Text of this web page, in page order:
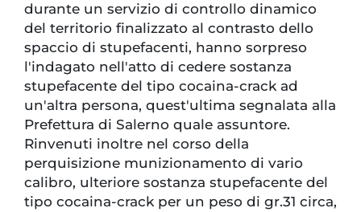
durante un servizio di controllo dinamico
del territorio finalizzato al contrasto dello
spaccio di stupefacenti, hanno sorpreso
l'indagato nell'atto di cedere sostanza
stupefacente del tipo cocaina-crack ad
un'altra persona, quest'ultima segnalata alla
Prefettura di Salerno quale assuntore.
Rinvenuti inoltre nel corso della
perquisizione munizionamento di vario
calibro, ulteriore sostanza stupefacente del
tipo cocaina-crack per un peso di gr.31 circa,